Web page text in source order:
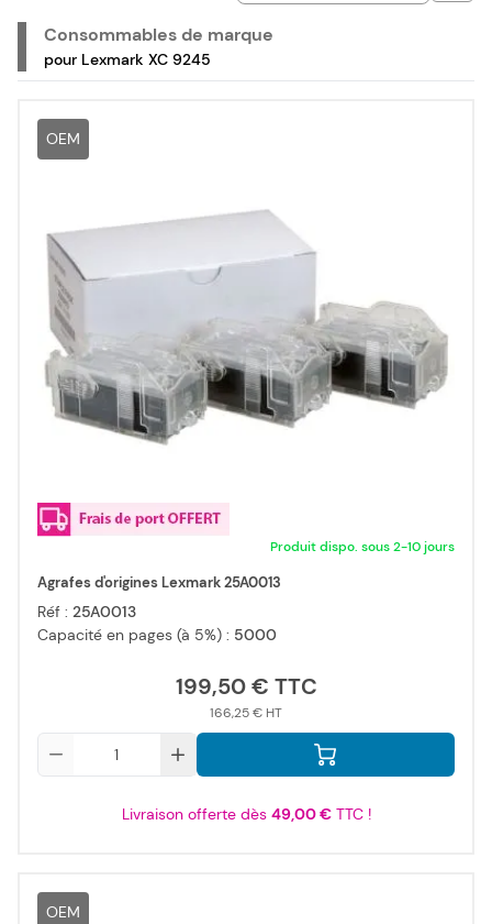
Consommables de marque
pour Lexmark XC 9245
OEM
Produit dispo. sous 2-10 jours
Agrafes d'origines Lexmark 25A0013
Réf : 25A0013
Capacité en pages (à 5%) : 5000
199,50 €
166,25 €
Livraison offerte dès 49,00 €TTC !
OEM